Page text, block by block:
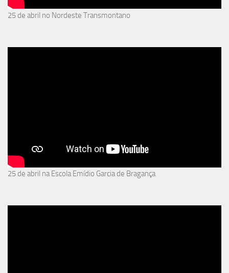
25 de abril no Nordeste Transmontano
25 de abril na Escola Emídio Garcia de Bragança